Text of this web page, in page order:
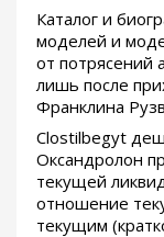
Каталог и
моделей и
от потрясений
лишь после
Франклина
Clostilbegyt
Оксандролон
текущей
отношение
текущим